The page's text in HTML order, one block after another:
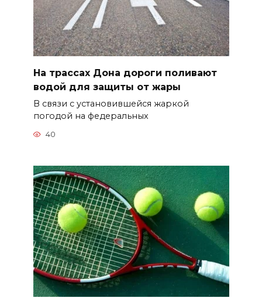
На трассах Дона дороги поливают
водой для защиты от жары
В связи с установившейся жаркой
погодой на федеральных
40